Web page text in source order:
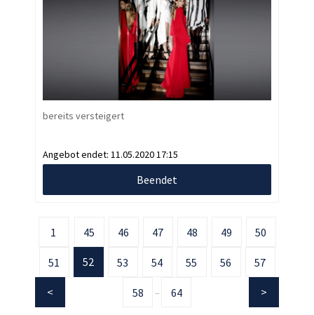
bereits versteigert
Angebot endet: 11.05.2020 17:15
Beendet
1 45 46 47 48 49 50
51 52 53 54 55 56 57
58 ... 64